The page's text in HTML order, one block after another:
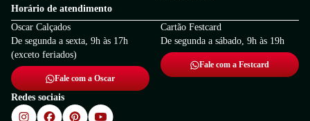
Horário de atendimento
Oscar Calçados
De segunda a sexta, 9h às 17h
(exceto feriados)
Fale com a Oscar
Cartão Festcard
De segunda a sábado, 9h às 19h
Fale com a Festcard
Redes sociais